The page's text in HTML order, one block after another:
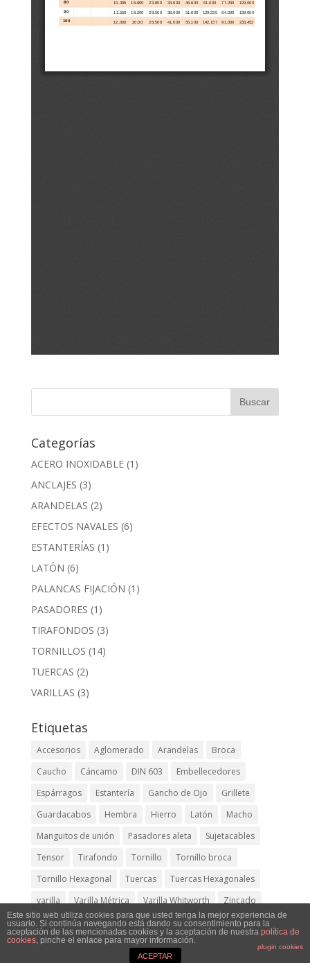
Categorías
ACERO INOXIDABLE(1)
ANCLAJES (3)
ARANDELAS (2)
EFECTOS NAVALES (6)
ESTANTERÍAS (1)
LATÓN (6)
PALANCAS FIJACIÓN (1)
PASADORES (1)
TIRAFONDOS (3)
TORNILLOS (14)
TUERCAS (2)
VARILLAS (3)
Etiquetas
Accesorios Aglomerado Arandelas
Broca
Caucho
Cáncamo DIN 603
Embellecedores
Espárragos
Estantería Gancho de Ojo
Grillete
Guardacabos
Hembra Hierro Latón
Macho
Manguitos de unión
Pasadores aleta
Sujetacables
Tensor
Tirafondo Tornillo
Tornillo broca
Tornillo Hexagonal
Tuercas
Tuercas Hexagonales
varilla
Varilla Métrica Varilla Whitworth Zincado
Este sitio web utiliza cookies para que usted tenga la mejor experiencia de
usuario. Si continúa navegando está dando su consentimiento para la
aceptación de las mencionadas cookies y la aceptación de nuestra política de
cookies, pinche el enlace para mayor información.
plugin cookies
ACEPTAR